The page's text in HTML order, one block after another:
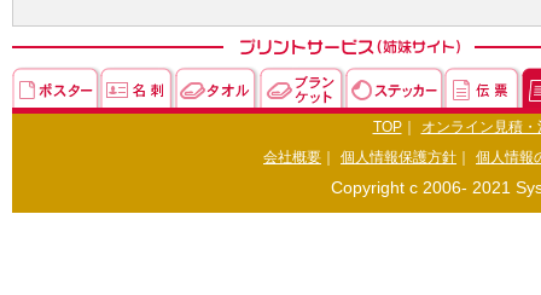
TOP｜
オンライン見積・
会社概要
個人情報保護方針 個人情報
Copyright c 2006- 2021